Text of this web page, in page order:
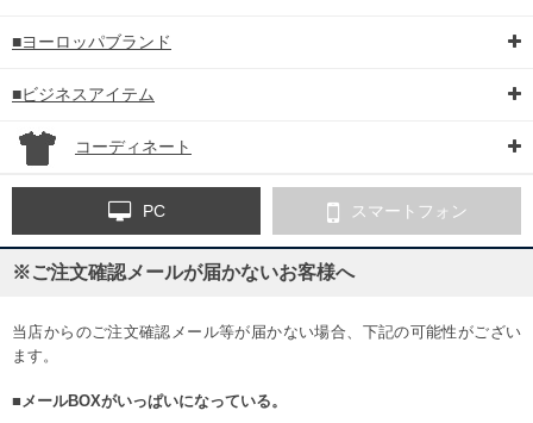
■ヨーロッパブランド
■ビジネスアイテム
コーディネート
PC スマートフォン
※ご注文確認メールが届かないお客様へ
当店からのご注文確認メール等が届かない場合、下記の可能性がござい
ます。
■メールBOXがいっぱいになっている。